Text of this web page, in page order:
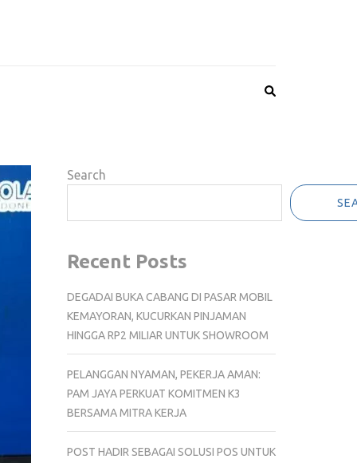
Search
Recent Posts
DEGADAI BUKA CABANG DI PASAR MOBIL
KEMAYORAN, KUCURKAN PINJAMAN
HINGGA RP2 MILIAR UNTUK SHOWROOM
PELANGGAN NYAMAN, PEKERJA AMAN:
PAM JAYA PERKUAT KOMITMEN K3
BERSAMA MITRA KERJA
POST HADIR SEBAGAI SOLUSI POS UNTUK